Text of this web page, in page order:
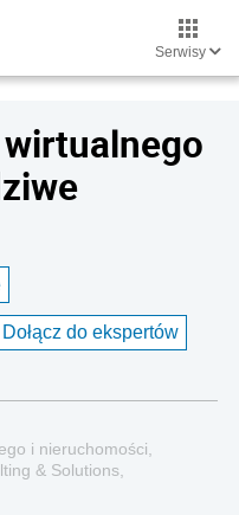
Serwisy
Dołącz do ekspertów
i nieruchomości,
& Solutions,